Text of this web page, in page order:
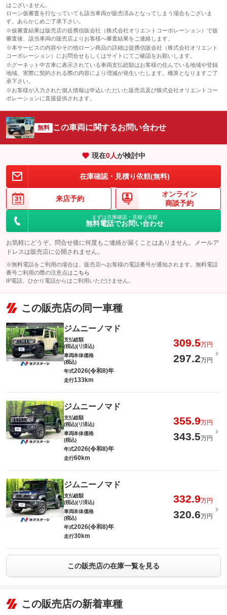
はございません。
ローン仮審査を行なっていても該当車両が販売済みとなってしまう場合もございま
す。あらかじめご了承下さい。
※仮審査結果は販売店の提携信販会社（株式会社オリエントコーポレーション）で仮
審査後、該当車両の販売店よりお客様へ審査結果をご連絡します。
※本サービスの内容やその他ローン商品の詳細は提携信販会社（株式会社オリエント
コーポレーション）にお問合せもしくはサイトにてご確認をお願いします。
※グーネット中古車に表示されている車両支払総額はお客様の住んでいる地域や登録
地域、実際に契約される際の内容により増減が発生いたします。概算となりますご了
承下さい。
※お客様が入力された個人情報は申込いただいた販売店及び株式会社オリエントコー
ポレーションに直接提供されます。
無料 この車両に関するお問い合わせ
現在0人が検討中
在庫確認・見積り依頼(無料)
来店予約
オンライン
商談予約
まずは在庫確認・見積り依頼
無料電話でお問い合わせ
お気軽にどうぞ。問合せ後に何度もご連絡が届くことはありません。メールア
ドレスは販売店に公開されません。
※無料電話をご利用の場合は、販売店へお客様の電話番号が通知されます。無料電話
番号ご利用の際の注意点は こちら
IP電話、ひかり電話からはご利用いただけません。
この販売店の同一車種
ジムニーノマド
支払総額
(税込)(リ済込)
309.5万円
車両本体価格
(税込)
297.2万円
年式2026(令和8)年
走行133km
ジムニーノマド
支払総額
(税込)(リ済込)
355.9万円
車両本体価格
(税込)
343.5万円
年式2026(令和8)年
走行60km
ジムニーノマド
支払総額
(税込)(リ済込)
332.9万円
車両本体価格
(税込)
320.6万円
年式2026(令和8)年
走行30km
この販売店の在庫一覧を見る
この販売店の新着車種